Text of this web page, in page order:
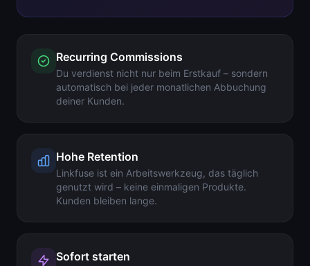
Recurring Commissions
Du verdienst nicht nur beim Erstkauf – sondern
automatisch bei jeder monatlichen Abbuchung
deiner Kunden.
Hohe Retention
Linkfuse ist ein Arbeitswerkzeug, das täglich
genutzt wird – keine einmaligen Produkte.
Kunden bleiben lange.
Sofort starten